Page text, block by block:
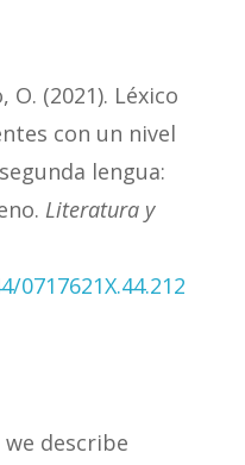
O. (2021). Léxico
con un nivel
lengua:
Literatura y
we describe